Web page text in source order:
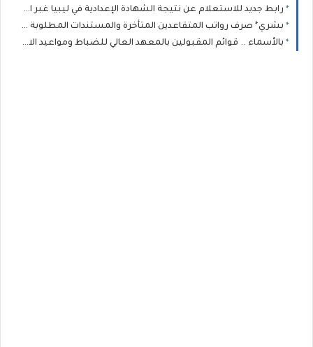
رابط جديد للاستعلام عن نتيجة الشهادة الإعدادية في ليبيا غبر الرقم الموحد( 11111): وزير التعليم يعتمد نتيجة الإعدادية 2026 بنسبة نجاح 75.46%
بشري* صرف رواتب المتقاعدين المتأخرة والمستندات المطلوبة لإنجاز معاملات المعاشات والمنافع الخاصة بالعسكريين
بالأسماء .. قوائم المقبولين بالمعهد العالي للضباط ومواعيد الاختبارات تعلنها الداخلية الليبية